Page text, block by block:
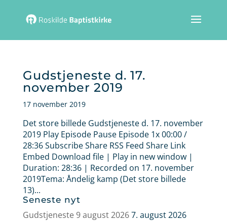
Gudstjeneste d. 17.
november 2019
17 november 2019
Det store billede Gudstjeneste d. 17. november
2019 Play Episode Pause Episode 1x 00:00 /
28:36 Subscribe Share RSS Feed Share Link
Embed Download file | Play in new window |
Duration: 28:36 | Recorded on 17. november
2019Tema: Åndelig kamp (Det store billede
13)...
Seneste nyt
Gudstjeneste 9 august 20267. august 2026